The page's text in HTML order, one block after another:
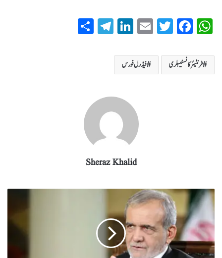
W
ha
ts
A
Fa
ce
bo
ok
T
wi
tte
r
E
m
ail
Li
nk
ed
In
T
el
فرنٹیئر کانسٹیبلری فیڈرل فورس
Sheraz Khalid